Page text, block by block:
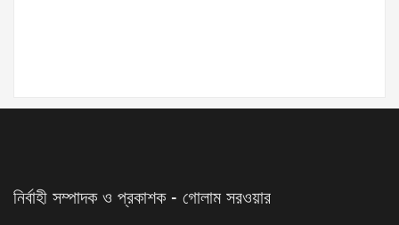
নির্বাহী সম্পাদক ও প্রকাশক - গোলাম সরওয়ার